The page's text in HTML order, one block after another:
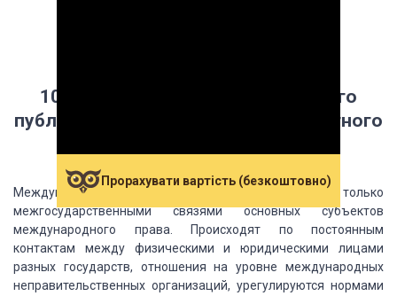
10. Соотношение международного
публичного и
международного частного
Международные отношения не ограничиваются только
межгосударственными связями основных субъектов
международного права.
Происходят по
постоянным
контактам между физическими и юридическими лицами
разных государств, отношения на уровне международных
неправительственных организаций, урегулируются нормами
Прорахувати вартість (безкоштовно)